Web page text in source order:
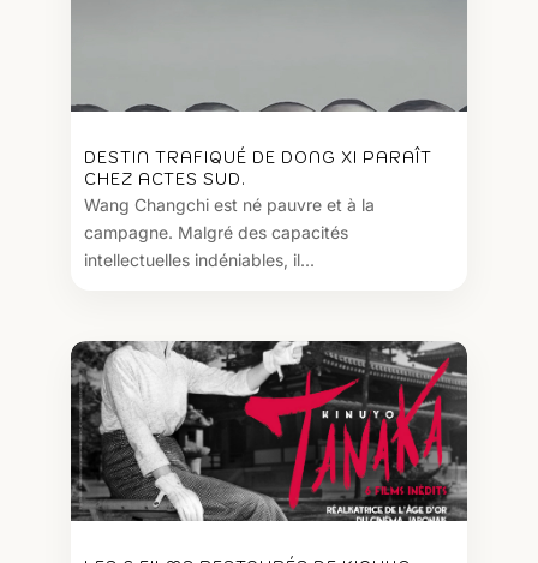
DESTIN TRAFIQUÉ DE DONG XI PARAÎT
CHEZ ACTES SUD.
Wang Changchi est né pauvre et à la
campagne. Malgré des capacités
intellectuelles indéniables, il...